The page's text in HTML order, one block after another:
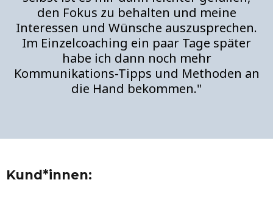
den Fokus zu behalten und meine
Interessen und Wünsche auszusprechen.
Im Einzelcoaching ein paar Tage später
habe ich dann noch mehr
Kommunikations-Tipps und Methoden an
die Hand bekommen."
Kund*innen: